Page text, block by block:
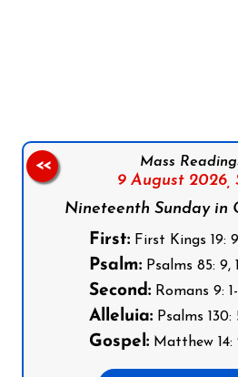
Mass
9 August 2026,
Nineteenth Sunday in
First: First Kings 19:
Psalm: Psalms 85: 9,
Second: Romans 9:
Alleluia: Psalms 130:
Gospel: Matthew 14:
<<